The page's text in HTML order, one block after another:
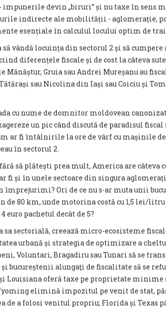
devin „biruri” și nu taxe în sens
indirecte ale mobilității - aglomerație,
esențiale în calculul locului optim de
vândă locuința din sectorul 2 și să cumpere
diferențele fiscale și de cost la câteva
Mănăștur, Gruia sau Andrei Mureșanu au
sau Nicolina din Iași sau Coiciu și
cu nume de domnitor moldovean
un pic când discută de paradisul fiscal
ar fi întâlnirile la ore de vârf cu mașinile de
în sectorul 2.
să plătești prea mult, America are câteva
fi și în unele sectoare din singura
împrejurimi? Ori de ce nu s-ar muta unii
de 80 km, unde motorina costă cu 1,5 lei/
euro pachetul decât de 5?
sectorială, creează micro-ecosisteme
urbană și strategia de optimizare a
Voluntari, Bragadiru sau Tunari să se
bucureștenii alungaţi de fiscalitate să se
Louisiana oferă taxe pe proprietate minime
elimină impozitul pe venit de stat,
de a folosi venitul propriu; Florida și Texas